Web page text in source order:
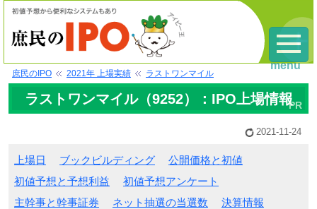
庶民のIPO 2021年 上場実績 ラストワンマイル
ラストワンマイル（9252）：IPO上場情報
2021-11-24
上場日 ブックビルディング
公開価格と初値
初値予想と予想利益
初値予想アンケート
主幹事と幹事証券
ネット抽選の当選数
決算情報
menu